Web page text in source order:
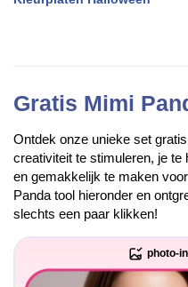
Gratis Mimi
Ontdek onze unieke set
creativiteit te stimuleren, je te
en gemakkelijk te maken
Panda tool hieronder en
slechts een paar klikken!
photo-